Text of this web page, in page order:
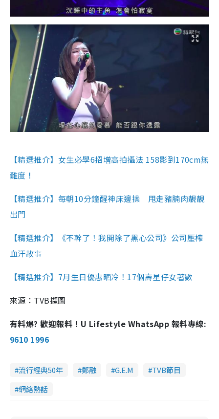
【精選推介】女生必學6招增高拍攝法 158影到170cm無
難度！
【精選推介】每朝10分鐘醒神床邊操 甩走豬腩肉靚靚
出門
【精選推介】《不幹了！我開除了黑心公司》公司壓榨
血汗故事
【精選推介】7月生日優惠晒冷！17個壽星仔女著數
來源：TVB擷圖
有料爆? 歡迎報料！U Lifestyle WhatsApp 報料專線:
9610 1996
流行經典50年 鄭融 G.E.M
TVB節目
網絡熱話